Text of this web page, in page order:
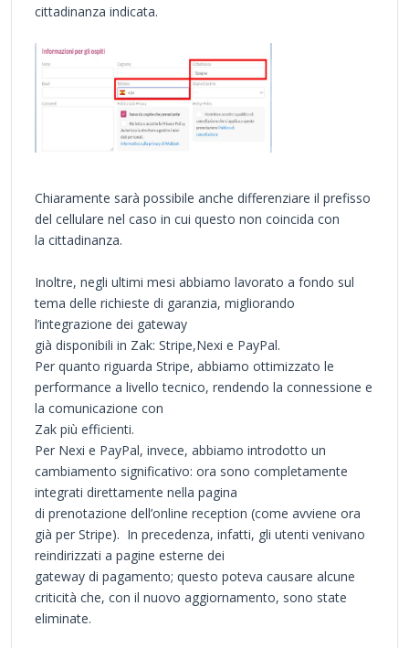
cittadinanza indicata.
Chiaramente sarà possibile anche differenziare il prefisso
del cellulare nel caso in cui questo non coincida con
la cittadinanza.
Inoltre, negli ultimi mesi abbiamo lavorato a fondo sul
tema delle richieste di garanzia, migliorando
l’integrazione dei gateway
già disponibili in Zak: Stripe,Nexi e PayPal.
Per quanto riguarda Stripe, abbiamo ottimizzato le
performance a livello tecnico, rendendo la connessione e
la comunicazione con
Zak più efficienti.
Per Nexi e PayPal, invece, abbiamo introdotto un
cambiamento significativo: ora sono completamente
integrati direttamente nella pagina
di prenotazione dell’online reception (come avviene ora
già per Stripe). In precedenza, infatti, gli utenti venivano
reindirizzati a pagine esterne dei
gateway di pagamento; questo poteva causare alcune
criticità che, con il nuovo aggiornamento, sono state
eliminate.